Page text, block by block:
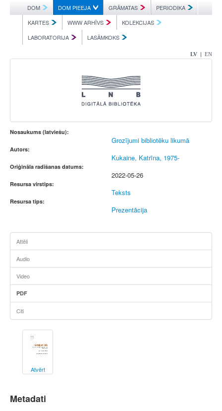
DOM DOM PIEEJA GRĀMATAS
PERIODIKA
KARTES
WWW ARHĪVS
KOLEKCIJAS
LABORATORIJA
LASĀMKOKS
LV | EN
Nosaukums (latviešu):
Grozījumi bibliotēku likumā
Autors:
Kukaine, Katrīna, 1975-
Oriģināla radīšanas datums:
2022-05-26
Resursa virstips:
Teksts
Resursa tips:
Prezentācija
Attēli
Audio
Video
PDF
Citi
Atvērt
Metadati